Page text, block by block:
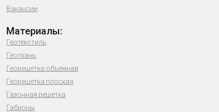
Вакансии
Материалы:
Геотекстиль
Геоткань
Георешетка объемная
Георешетка плоская
Газонная решетка
Габионы